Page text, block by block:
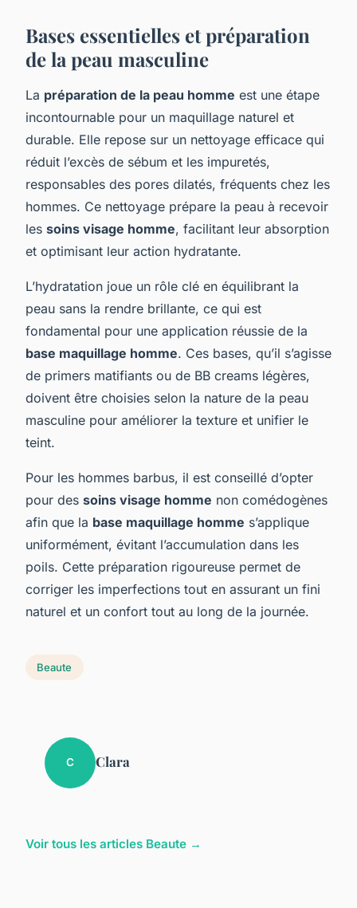
Bases essentielles et préparation
de la peau masculine
La préparation de la peau homme est une étape
incontournable pour un maquillage naturel et
durable. Elle repose sur un nettoyage efficace qui
réduit l’excès de sébum et les impuretés,
responsables des pores dilatés, fréquents chez les
hommes. Ce nettoyage prépare la peau à recevoir
les soins visage homme, facilitant leur absorption
et optimisant leur action hydratante.
L’hydratation joue un rôle clé en équilibrant la
peau sans la rendre brillante, ce qui est
fondamental pour une application réussie de la
base maquillage homme. Ces bases, qu’il s’agisse
de primers matifiants ou de BB creams légères,
doivent être choisies selon la nature de la peau
masculine pour améliorer la texture et unifier le
teint.
Pour les hommes barbus, il est conseillé d’opter
pour des soins visage homme non comédogènes
afin que la base maquillage homme s’applique
uniformément, évitant l’accumulation dans les
poils. Cette préparation rigoureuse permet de
corriger les imperfections tout en assurant un fini
naturel et un confort tout au long de la journée.
Beaute
C Clara
Voir tous les articles Beaute →